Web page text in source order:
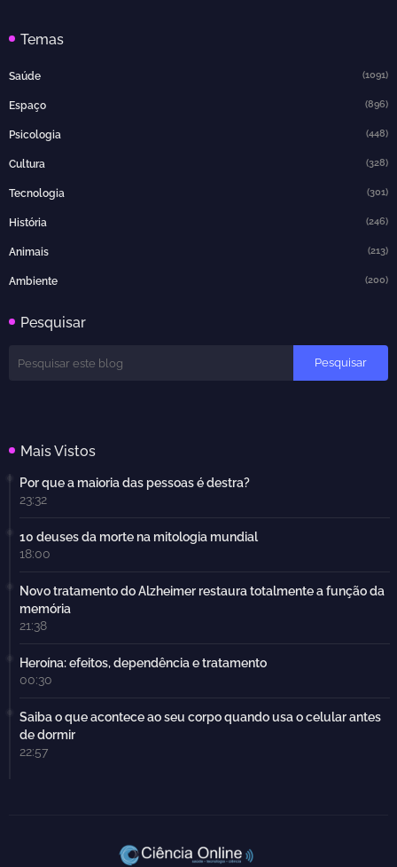
Temas
Saúde (1091)
Espaço (896)
Psicologia (448)
Cultura (328)
Tecnologia (301)
História (246)
Animais (213)
Ambiente (200)
Pesquisar
Mais Vistos
Por que a maioria das pessoas é destra?
23:32
10 deuses da morte na mitologia mundial
18:00
Novo tratamento do Alzheimer restaura totalmente a função da
memória
21:38
Heroína: efeitos, dependência e tratamento
00:30
Saiba o que acontece ao seu corpo quando usa o celular antes
de dormir
22:57